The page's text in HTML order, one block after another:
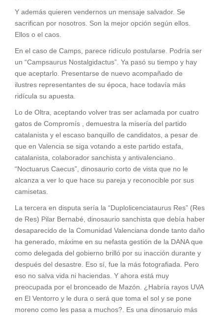
Y además quieren vendernos un mensaje salvador. Se
sacrifican por nosotros. Son la mejor opción según ellos.
Ellos o el caos.
En el caso de Camps, parece ridículo postularse. Podría ser
un “Campsaurus Nostalgidactus”. Ya pasó su tiempo y hay
que aceptarlo. Presentarse de nuevo acompañado de
ilustres representantes de su época, hace todavía más
ridícula su apuesta.
Lo de Oltra, aceptando volver tras ser aclamada por cuatro
gatos de Compromís , demuestra la misería del partido
catalanista y el escaso banquillo de candidatos, a pesar de
que en Valencia se siga votando a este partido estafa,
catalanista, colaborador sanchista y antivalenciano.
“Noctuarus Caecus”, dinosaurio corto de vista que no le
alcanza a ver lo que hace su pareja y reconocible por sus
camisetas.
La tercera en disputa sería la “Duplolicenciataurus Res” (Res
de Res) Pilar Bernabé, dinosaurio sanchista que debía haber
desaparecido de la Comunidad Valenciana donde tanto daño
ha generado, máxime en su nefasta gestión de la DANA que
como delegada del gobierno brilló por su inacción durante y
después del desastre. Eso sí, fue la más fotografiada. Pero
eso no salva vida ni haciendas. Y ahora está muy
preocupada por el bronceado de Mazón. ¿Habría rayos UVA
en El Ventorro y le dura o será que toma el sol y se pone
moreno como les pasa a muchos?. Es una dinosaruio más